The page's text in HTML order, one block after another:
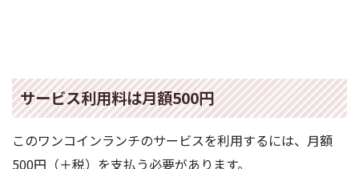
サービス利用料は月額500円
このワンコインランチのサービスを利用するには、月額
500円（＋税）を支払う必要があります。